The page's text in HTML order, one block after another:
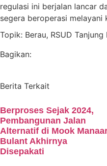
regulasi ini berjalan lancar
segera beroperasi melayani
Topik: Berau, RSUD Tanjung
Bagikan:
Berita Terkait
Berproses Sejak 2024,
Pembangunan Jalan
Alternatif di Mook
Bulant Akhirnya
Disepakati